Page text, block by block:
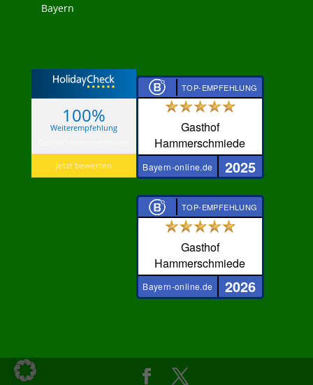
Bayern
100%
Weiterempfehlung
Jetzt bewerten
TOP-EMPFEHLUNG
Gasthof
Hammerschmiede
Bayern-online.de 2025
TOP-EMPFEHLUNG
Gasthof
Hammerschmiede
Bayern-online.de 2026